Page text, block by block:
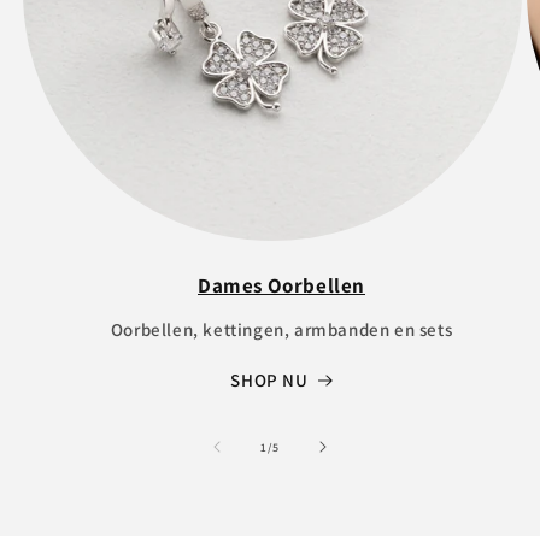
Dames Oorbellen
Oorbellen, kettingen, armbanden en sets
SHOP NU
1/of
5